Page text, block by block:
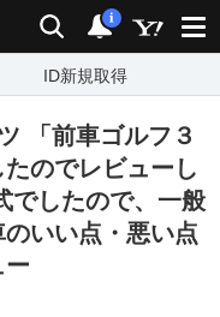
検索 通知
i
ID新規取得
「前車ゴルフ３
のでレビューし
でしたので、一般
いい点・悪い点
ー